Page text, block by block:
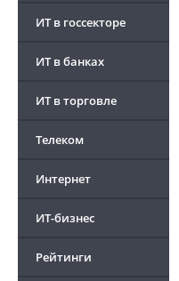
ИТ в госсекторе
ИТ в банках
ИТ в торговле
Телеком
Интернет
ИТ-бизнес
Рейтинги